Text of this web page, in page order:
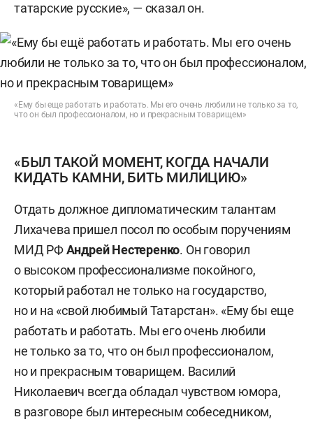
татарские русские», — сказал он.
«Ему бы еще работать и работать. Мы его очень любили не только за то,
что он был профессионалом, но и прекрасным товарищем»
«БЫЛ ТАКОЙ МОМЕНТ, КОГДА НАЧАЛИ
КИДАТЬ КАМНИ, БИТЬ МИЛИЦИЮ»
Отдать должное дипломатическим талантам
Лихачева пришел посол по особым поручениям
МИД РФАндрей Нестеренко. Он говорил
о высоком профессионализме покойного,
который работал не только на государство,
но и на «свой любимый Татарстан». «Ему бы еще
работать и работать. Мы его очень любили
не только за то, что он был профессионалом,
но и прекрасным товарищем. Василий
Николаевич всегда обладал чувством юмора,
в разговоре был интересным собеседником,